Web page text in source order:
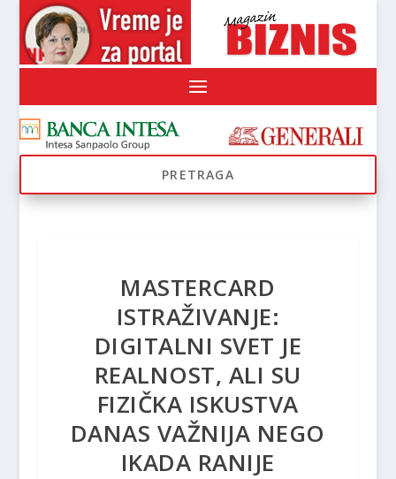
MASTERCARD
ISTRAŽIVANJE:
DIGITALNI SVET JE
REALNOST, ALI SU
FIZIČKA ISKUSTVA
DANAS VAŽNIJA NEGO
IKADA RANIJE